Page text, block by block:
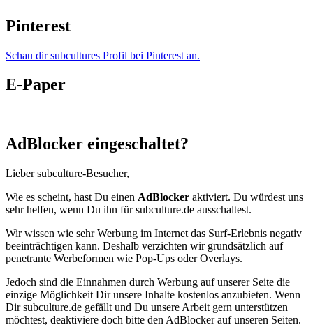
Pinterest
Schau dir subcultures Profil bei Pinterest an.
E-Paper
AdBlocker eingeschaltet?
Lieber subculture-Besucher,
Wie es scheint, hast Du einen AdBlocker aktiviert. Du würdest uns
sehr helfen, wenn Du ihn für subculture.de ausschaltest.
Wir wissen wie sehr Werbung im Internet das Surf-Erlebnis negativ
beeinträchtigen kann. Deshalb verzichten wir grundsätzlich auf
penetrante Werbeformen wie Pop-Ups oder Overlays.
Jedoch sind die Einnahmen durch Werbung auf unserer Seite die
einzige Möglichkeit Dir unsere Inhalte kostenlos anzubieten. Wenn
Dir subculture.de gefällt und Du unsere Arbeit gern unterstützen
möchtest, deaktiviere doch bitte den AdBlocker auf unseren Seiten.